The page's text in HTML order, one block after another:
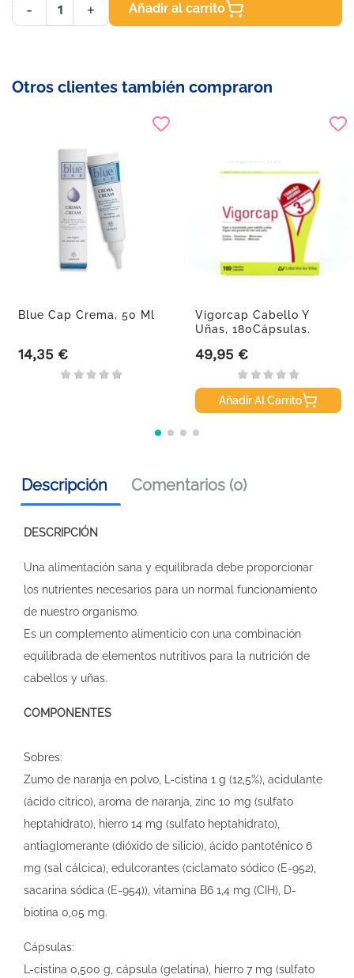
- + Añadir al carrito
Otros clientes también compraron
Blue Cap Crema, 50 Ml
Precio
14,35 €
Vigorcap Cabello Y
Uñas, 180Cápsulas.
Precio
49,95 €
Añadir Al Carrito
Descripción Comentarios (0)
DESCRIPCIÓN
Una alimentación sana y equilibrada debe proporcionar
los nutrientes necesarios para un normal funcionamiento
de nuestro organismo.
Es un complemento alimenticio con una combinación
equilibrada de elementos nutritivos para la nutrición de
cabellos y uñas.
COMPONENTES
Sobres:
Zumo de naranja en polvo, L-cistina 1 g (12,5%), acidulante
(ácido cítrico), aroma de naranja, zinc 10 mg (sulfato
heptahidrato), hierro 14 mg (sulfato heptahidrato),
antiaglomerante (dióxido de silicio), ácido pantoténico 6
mg (sal cálcica), edulcorantes (ciclamato sódico (E-952),
sacarina sódica (E-954)), vitamina B6 1,4 mg (CIH), D-
biotina 0,05 mg.
Cápsulas:
L-cistina 0,500 g, cápsula (gelatina), hierro 7 mg (sulfato